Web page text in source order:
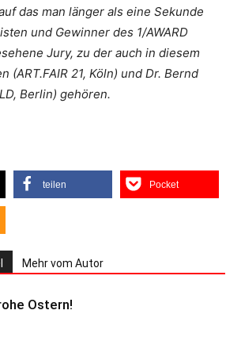
das man länger als eine Sekunde
und Gewinner des 1/AWARD
Jury, zu der auch in diesem
(ART.FAIR 21, Köln) und Dr. Bernd
Berlin) gehören.
teilen Pocket
Mehr vom Autor
Ostern!